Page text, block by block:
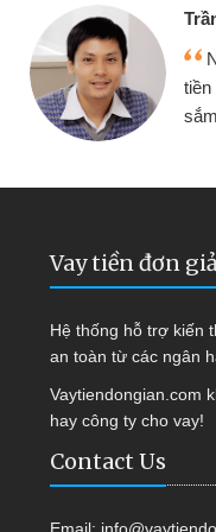
đều vay
tiếp tục mua
Vay tiền đơn
Hệ thống hỗ trợ kiến
an toàn từ các ngân
Vaytiendongian.com
hay công ty cho vay!
Contact Us